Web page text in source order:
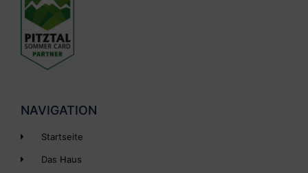
NAVIGATION
Startseite
Das Haus